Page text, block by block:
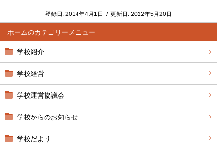
ホーム
学校紹介
学校経営
学校運営協議会
学校からのお知らせ
学校だより
登録日: 2014年4月1日 / 更新日: 2022年5月20日